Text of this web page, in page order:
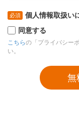
個人情報取扱い
同意する
こちらの「プライバシー
い。